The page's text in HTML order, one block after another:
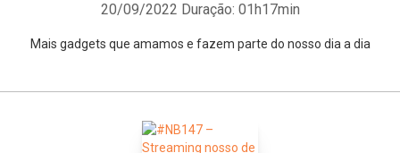
20/09/2022 Duração: 01h17min
Mais gadgets que amamos e fazem parte do nosso dia a dia